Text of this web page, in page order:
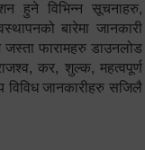
हुने विभिन्न सूचनाहरु,
बारेमा जानकारी
जस्ता फारामहरु डाउनलोड
कर, शुल्क, महत्वपूर्ण
विविध जानकारीहरु सजिलै